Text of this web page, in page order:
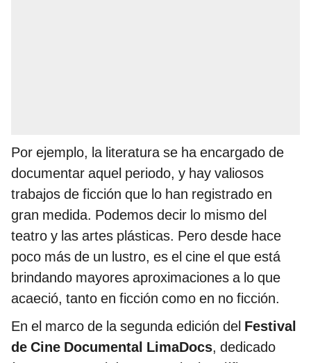
Por ejemplo, la literatura se ha encargado de
documentar aquel periodo, y hay valiosos
trabajos de ficción que lo han registrado en
gran medida. Podemos decir lo mismo del
teatro y las artes plásticas. Pero desde hace
poco más de un lustro, es el cine el que está
brindando mayores aproximaciones a lo que
acaeció, tanto en ficción como en no ficción.
En el marco de la segunda edición del Festival
de Cine Documental LimaDocs, dedicado